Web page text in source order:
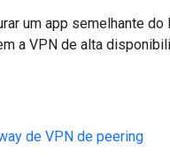
um app semelhante do
a VPN de alta
de VPN de peering